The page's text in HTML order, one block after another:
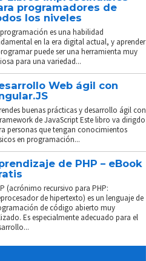
programadores de
los niveles
es una habilidad
en la era digital actual, y aprender
puede ser una herramienta muy
para una variedad...
Web ágil con
buenas prácticas y desarrollo ágil con
de JavaScript Este libro va dirigdo
personas que tengan conocimientos
en programación...
de PHP – eBook
(acrónimo recursivo para PHP:
de hipertexto) es un lenguaje de
de código abierto muy
Es especialmente adecuado para el